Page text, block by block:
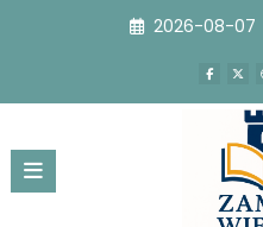
2026-08-07